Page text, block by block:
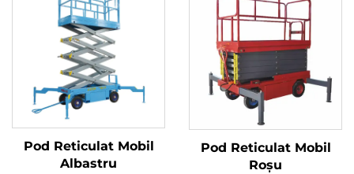
Pod Reticulat Mobil
Albastru
Pod Reticulat Mobil
Roșu